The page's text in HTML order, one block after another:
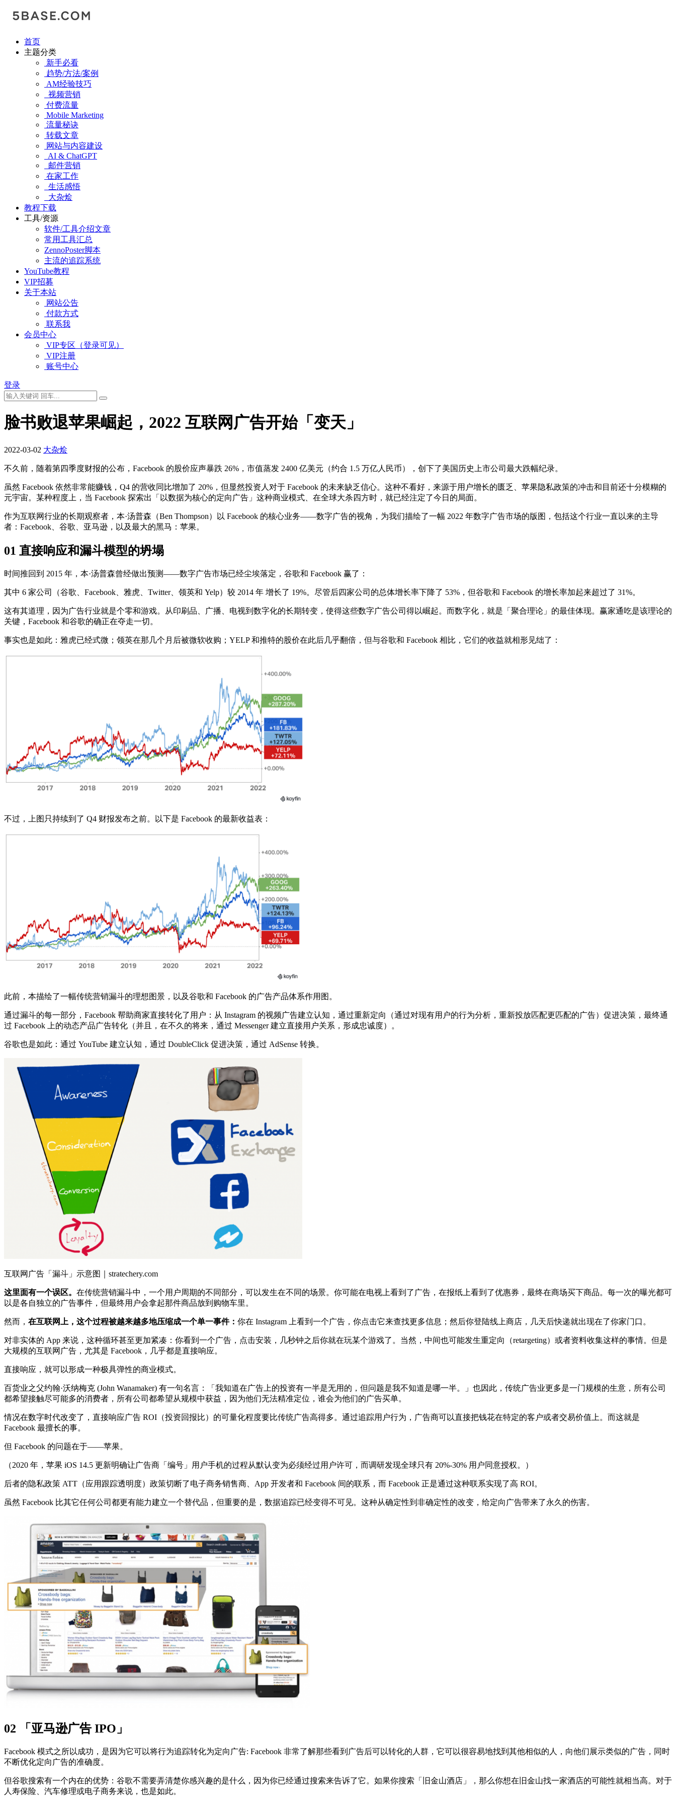
首页
主题分类
新手必看
趋势/方法/案例
AM经验技巧
视频营销
付费流量
Mobile Marketing
流量秘诀
转载文章
网站与内容建设
AI & ChatGPT
邮件营销
在家工作
生活感悟
大杂烩
教程下载
工具/资源
软件/工具介绍文章
常用工具汇总
ZennoPoster脚本
主流的追踪系统
YouTube教程
VIP招募
关于本站
网站公告
付款方式
联系我
会员中心
VIP专区（登录可见）
VIP注册
账号中心
登录
脸书败退苹果崛起，2022 互联网广告开始「变天」
2022-03-02 大杂烩
不久前，随着第四季度财报的公布，Facebook 的股价应声暴跌 26%，市值蒸发 2400 亿美元（约合 1.5 万亿人民币），创下了美国历史上市公司最大跌幅纪录。
虽然 Facebook 依然非常能赚钱，Q4 的营收同比增加了 20%，但显然投资人对于 Facebook 的未来缺乏信心。这种不看好，来源于用户增长的匮乏、苹果隐私政策的冲击和目前还十分模糊的
元宇宙。某种程度上，当 Facebook 探索出「以数据为核心的定向广告」这种商业模式、在全球大杀四方时，就已经注定了今日的局面。
作为互联网行业的长期观察者，本·汤普森（Ben Thompson）以 Facebook 的核心业务——数字广告的视角，为我们描绘了一幅 2022 年数字广告市场的版图，包括这个行业一直以来的主导
者：Facebook、谷歌、亚马逊，以及最大的黑马：苹果。
01 直接响应和漏斗模型的坍塌
时间推回到 2015 年，本·汤普森曾经做出预测——数字广告市场已经尘埃落定，谷歌和 Facebook 赢了：
其中 6 家公司（谷歌、Facebook、雅虎、Twitter、领英和 Yelp）较 2014 年 增长了 19%。尽管后四家公司的总体增长率下降了 53%，但谷歌和 Facebook 的增长率加起来超过了 31%。
这有其道理，因为广告行业就是个零和游戏。从印刷品、广播、电视到数字化的长期转变，使得这些数字广告公司得以崛起。而数字化，就是「聚合理论」的最佳体现。赢家通吃是该理论的
关键，Facebook 和谷歌的确正在夺走一切。
事实也是如此：雅虎已经式微；领英在那几个月后被微软收购；YELP 和推特的股价在此后几乎翻倍，但与谷歌和 Facebook 相比，它们的收益就相形见绌了：
不过，上图只持续到了 Q4 财报发布之前。以下是 Facebook 的最新收益表：
此前，本描绘了一幅传统营销漏斗的理想图景，以及谷歌和 Facebook 的广告产品体系作用图。
通过漏斗的每一部分，Facebook 帮助商家直接转化了用户：从 Instagram 的视频广告建立认知，通过重新定向（通过对现有用户的行为分析，重新投放匹配更匹配的广告）促进决策，最终通
过 Facebook 上的动态产品广告转化（并且，在不久的将来，通过 Messenger 建立直接用户关系，形成忠诚度）。
谷歌也是如此：通过 YouTube 建立认知，通过 DoubleClick 促进决策，通过 AdSense 转换。
互联网广告「漏斗」示意图｜stratechery.com
这里面有一个误区。 在传统营销漏斗中，一个用户周期的不同部分，可以发生在不同的场景。你可能在电视上看到了广告，在报纸上看到了优惠券，最终在商场买下商品。每一次的曝光都可
以是各自独立的广告事件，但最终用户会拿起那件商品放到购物车里。
然而， 在互联网上，这个过程被越来越多地压缩成一个单一事件： 你在 Instagram 上看到一个广告，你点击它来查找更多信息；然后你登陆线上商店，几天后快递就出现在了你家门口。
对非实体的 App 来说，这种循环甚至更加紧凑：你看到一个广告，点击安装，几秒钟之后你就在玩某个游戏了。当然，中间也可能发生重定向（retargeting）或者资料收集这样的事情。但是
大规模的互联网广告，尤其是 Facebook，几乎都是直接响应。
直接响应，就可以形成一种极具弹性的商业模式。
百货业之父约翰·沃纳梅克 (John Wanamaker) 有一句名言：「我知道在广告上的投资有一半是无用的，但问题是我不知道是哪一半。」也因此，传统广告业更多是一门规模的生意，所有公司
都希望接触尽可能多的消费者，所有公司都希望从规模中获益，因为他们无法精准定位，谁会为他们的广告买单。
情况在数字时代改变了，直接响应广告 ROI（投资回报比）的可量化程度要比传统广告高得多。通过追踪用户行为，广告商可以直接把钱花在特定的客户或者交易价值上。而这就是
Facebook 最擅长的事。
但 Facebook 的问题在于——苹果。
（2020 年，苹果 iOS 14.5 更新明确让广告商「编号」用户手机的过程从默认变为必须经过用户许可，而调研发现全球只有 20%-30% 用户同意授权。）
后者的隐私政策 ATT（应用跟踪透明度）政策切断了电子商务销售商、App 开发者和 Facebook 间的联系，而 Facebook 正是通过这种联系实现了高 ROI。
虽然 Facebook 比其它任何公司都更有能力建立一个替代品，但重要的是，数据追踪已经变得不可见。这种从确定性到非确定性的改变，给定向广告带来了永久的伤害。
02 「亚马逊广告 IPO」
Facebook 模式之所以成功，是因为它可以将行为追踪转化为定向广告: Facebook 非常了解那些看到广告后可以转化的人群，它可以很容易地找到其他相似的人，向他们展示类似的广告，同时
不断优化定向广告的准确度。
但谷歌搜索有一个内在的优势：谷歌不需要弄清楚你感兴趣的是什么，因为你已经通过搜索来告诉了它。如果你搜索「旧金山酒店」，那么你想在旧金山找一家酒店的可能性就相当高。对于
人寿保险、汽车修理或电子商务来说，也是如此。